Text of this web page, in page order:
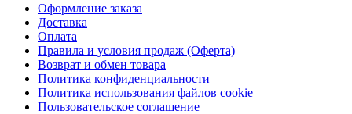
Оформление заказа
Доставка
Оплата
Правила и условия продаж (Оферта)
Возврат и обмен товара
Политика конфиденциальности
Политика использования файлов cookie
Пользовательское соглашение